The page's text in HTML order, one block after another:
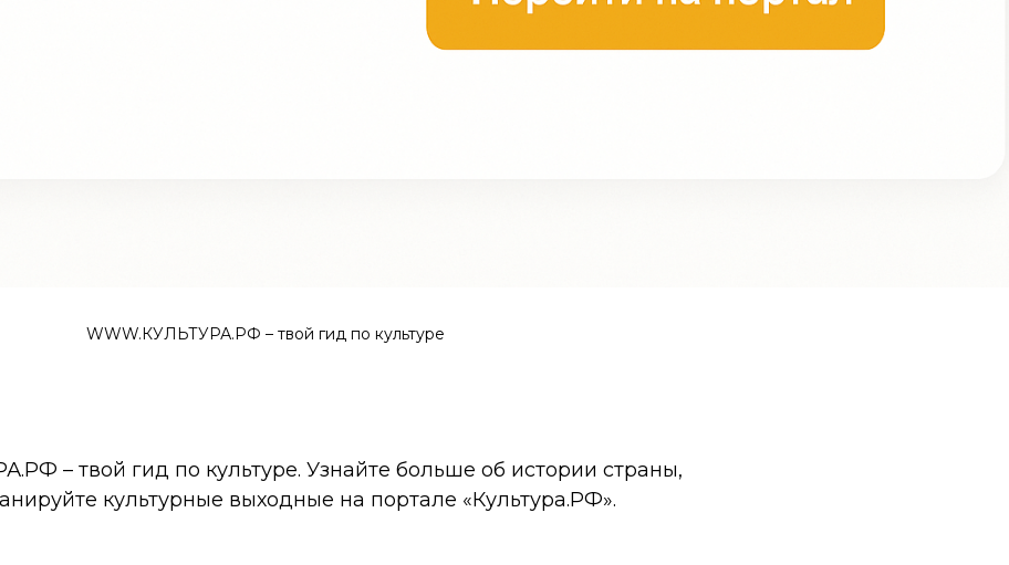
WWW.КУЛЬТУРА.РФ – твой гид по культуре
– твой гид по культуре. Узнайте больше об истории страны,
культурные выходные на портале «Культура.РФ».